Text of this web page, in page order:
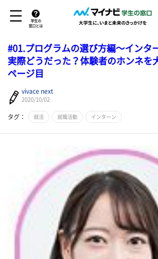
学生の
窓口とは
#01.プログラムの選び方編～インタ
実際どうだった？体験者のホンネを
ページ目
vivace next
2020/10/02
タグ： 就活 就職活動 インターン